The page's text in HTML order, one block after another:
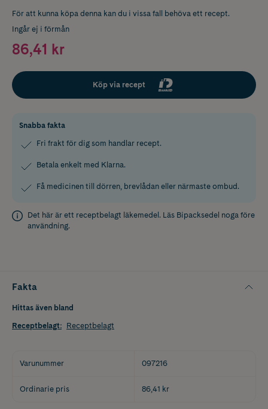
För att kunna köpa denna kan du i vissa fall behöva ett recept.
Ingår ej i förmån
86,41 kr
Köp via recept
Snabba fakta
Fri frakt för dig som handlar recept.
Betala enkelt med Klarna.
Få medicinen till dörren, brevlådan eller närmaste ombud.
Det här är ett receptbelagt läkemedel. Läs Bipacksedel noga före
användning.
Fakta
Hittas även bland
Receptbelagt: Receptbelagt
Varunummer 097216
Ordinarie pris 86,41 kr